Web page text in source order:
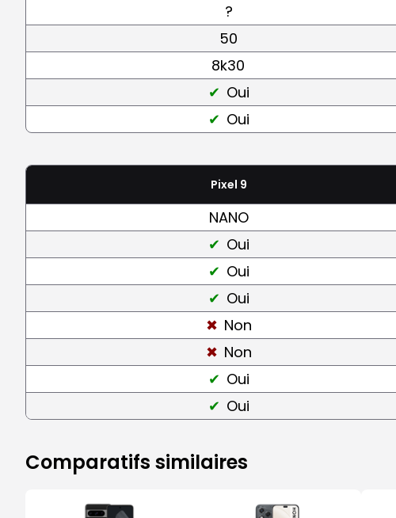
?
50
8k30
Oui
Oui
Pixel 9
NANO
Oui
Oui
Oui
Non
Non
Oui
Oui
Comparatifs similaires